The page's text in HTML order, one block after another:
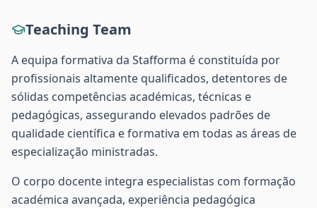
Teaching Team
A equipa formativa da Stafforma é constituída por
profissionais altamente qualificados, detentores de
sólidas competências académicas, técnicas e
pedagógicas, assegurando elevados padrões de
qualidade científica e formativa em todas as áreas de
especialização ministradas.
O corpo docente integra especialistas com formação
académica avançada, experiência pedagógica